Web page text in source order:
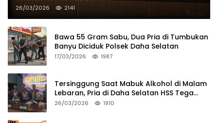
26/03/2026 2141
Bawa 55 Gram Sabu, Dua Pria di Tumbukan
Banyu Diciduk Polsek Daha Selatan
17/03/2026 1987
Tersinggung Saat Mabuk Alkohol di Malam
Lebaran, Pria di Daha Selatan HSS Tega
Tusuk Teman Sendiri
26/03/2026 1910